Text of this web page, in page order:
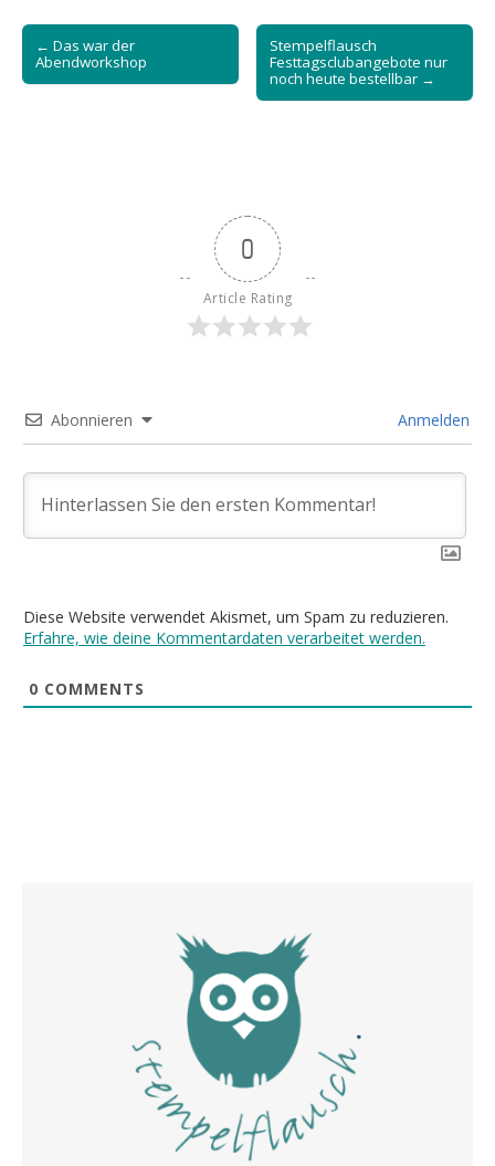
Post
navigation
← Das war der
Abendworkshop
Stempelflausch
Festtagsclubangebote nur
noch heute bestellbar →
0
Article Rating
Abonnieren Anmelden
Diese Website verwendet Akismet, um Spam zu reduzieren.
Erfahre, wie deine Kommentardaten verarbeitet werden.
0 COMMENTS